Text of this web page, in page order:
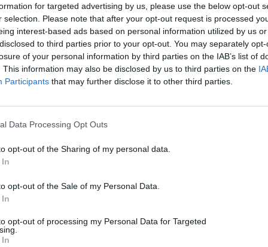
for targeted advertising by us, please use the below opt-out
selection. Please note that after your opt-out request is processed
interest-based ads based on personal information utilized by us
to third parties prior to your opt-out. You may separately
of your personal information by third parties on the IAB’s list of
This information may also be disclosed by us to third parties on the
Participants that may further disclose it to other third parties.
Data Processing Opt Outs
opt-out of the Sharing of my personal data.
opt-out of the Sale of my Personal Data.
opt-out of processing my Personal Data for Targeted
Android07/03/2026
Xiaomi 17 Unboxing: Ο νέος «βασιλιάς» των
compact ναυαρχίδων;
Dimitrios Amprazis
Ακολούθησέ μας στα social media και πρόσθεσέ μας στις